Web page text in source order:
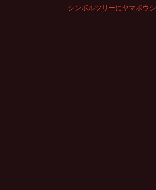
シンボルツリーにヤマボウシ